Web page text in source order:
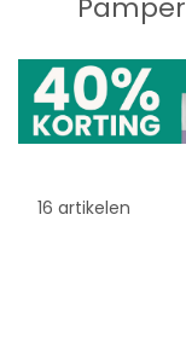
16 artikelen